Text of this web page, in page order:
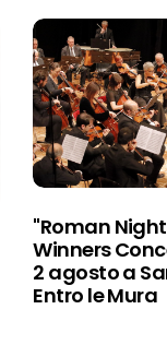
"Roman
Winners
2 agosto a
Entro le Mura